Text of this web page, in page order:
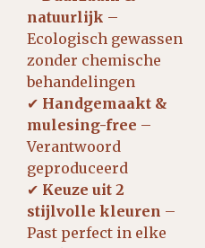
natuurlijk –
Ecologisch gewassen
zonder chemische
behandelingen
✔ Handgemaakt &
mulesing-free –
Verantwoord
geproduceerd
✔ Keuze uit 2
stijlvolle kleuren –
Past perfect in elke